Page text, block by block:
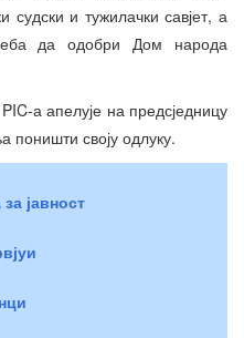
судски и тужилачки савјет, а
да одобри Дом народа
а апелује на предсједницу
поништи своју одлуку.
јавност